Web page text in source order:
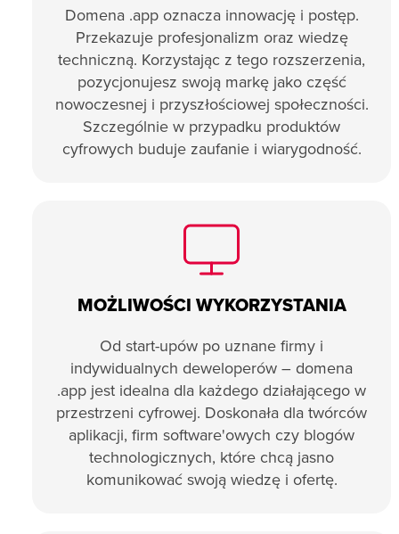
Domena .app oznacza innowację i postęp.
Przekazuje profesjonalizm oraz wiedzę
techniczną. Korzystając z tego rozszerzenia,
pozycjonujesz swoją markę jako część
nowoczesnej i przyszłościowej społeczności.
Szczególnie w przypadku produktów
cyfrowych buduje zaufanie i wiarygodność.
MOŻLIWOŚCI WYKORZYSTANIA
Od start-upów po uznane firmy i
indywidualnych deweloperów – domena
.app jest idealna dla każdego działającego w
przestrzeni cyfrowej. Doskonała dla twórców
aplikacji, firm software'owych czy blogów
technologicznych, które chcą jasno
komunikować swoją wiedzę i ofertę.